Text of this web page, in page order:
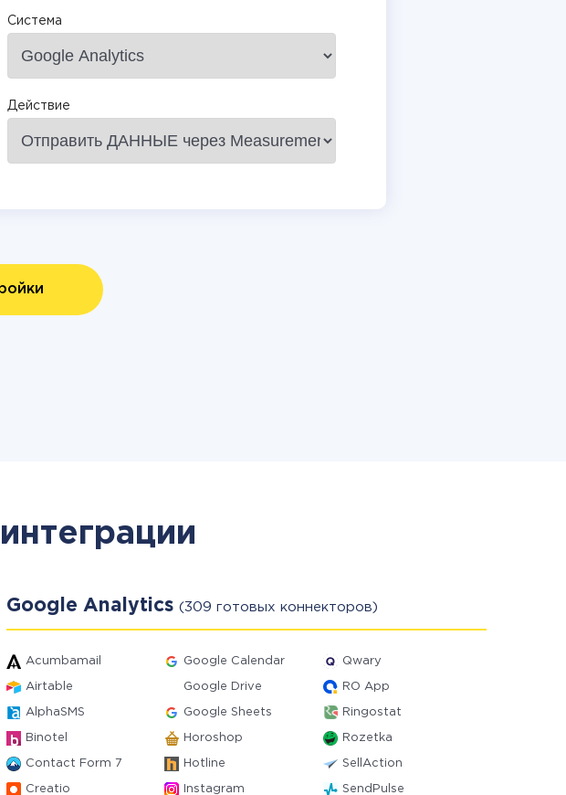
Система
Действие
Google Analytics (309 готовых коннекторов)
Acumbamail Google Calendar Qwary
Airtable Google Drive RO App
AlphaSMS Google Sheets Ringostat
Binotel Horoshop Rozetka
Contact Form 7 Hotline SellAction
Creatio Instagram SendPulse